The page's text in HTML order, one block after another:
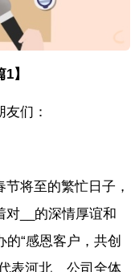
】
们：
将至的繁忙日子，
__的深情厚谊和
“感恩客户，共创
表河北__公司全体